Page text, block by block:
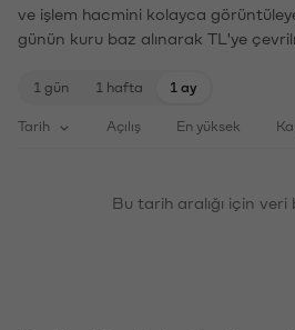
ve işlem hacmini kolayca
günün kuru baz alınarak TL'ye
1 gün 1 hafta 1 ay
Tarih Açılış En yüksek
Bu tarih aralığı için veri